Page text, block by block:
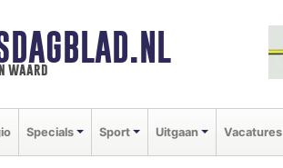
waard
Specials Sport Uitgaan Vacatures